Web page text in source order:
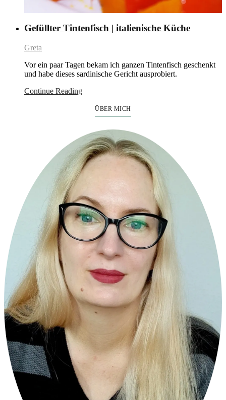
Gefüllter Tintenfisch | italienische Küche
Greta
Vor ein paar Tagen bekam ich ganzen Tintenfisch geschenkt
und habe dieses sardinische Gericht ausprobiert.
Continue Reading
ÜBER MICH